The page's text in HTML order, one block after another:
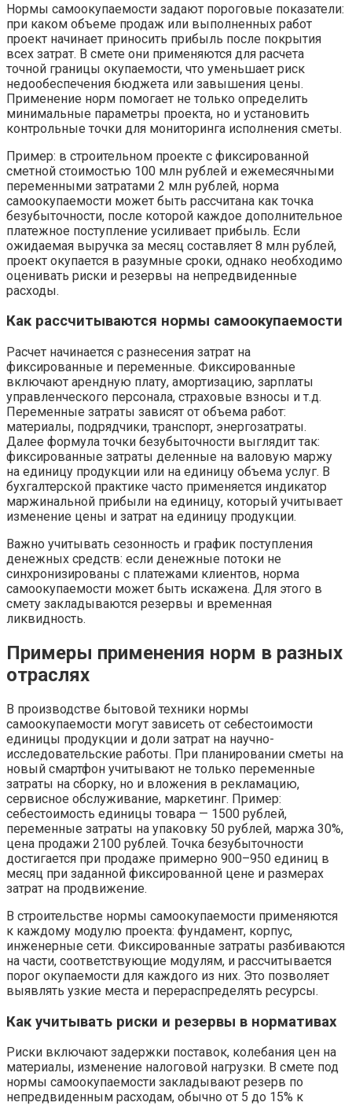
Нормы самоокупаемости задают пороговые показатели:
при каком объеме продаж или выполненных работ
проект начинает приносить прибыль после покрытия
всех затрат. В смете они применяются для расчета
точной границы окупаемости, что уменьшает риск
недообеспечения бюджета или завышения цены.
Применение норм помогает не только определить
минимальные параметры проекта, но и установить
контрольные точки для мониторинга исполнения сметы.
Пример: в строительном проекте с фиксированной
сметной стоимостью 100 млн рублей и ежемесячными
переменными затратами 2 млн рублей, норма
самоокупаемости может быть рассчитана как точка
безубыточности, после которой каждое дополнительное
платежное поступление усиливает прибыль. Если
ожидаемая выручка за месяц составляет 8 млн рублей,
проект окупается в разумные сроки, однако необходимо
оценивать риски и резервы на непредвиденные
расходы.
Как рассчитываются нормы самоокупаемости
Расчет начинается с разнесения затрат на
фиксированные и переменные. Фиксированные
включают арендную плату, амортизацию, зарплаты
управленческого персонала, страховые взносы и т.д.
Переменные затраты зависят от объема работ:
материалы, подрядчики, транспорт, энергозатраты.
Далее формула точки безубыточности выглядит так:
фиксированные затраты деленные на валовую маржу
на единицу продукции или на единицу объема услуг. В
бухгалтерской практике часто применяется индикатор
маржинальной прибыли на единицу, который учитывает
изменение цены и затрат на единицу продукции.
Важно учитывать сезонность и график поступления
денежных средств: если денежные потоки не
синхронизированы с платежами клиентов, норма
самоокупаемости может быть искажена. Для этого в
смету закладываются резервы и временная
ликвидность.
Примеры применения норм в разных
отраслях
В производстве бытовой техники нормы
самоокупаемости могут зависеть от себестоимости
единицы продукции и доли затрат на научно-
исследовательские работы. При планировании сметы на
новый смартфон учитывают не только переменные
затраты на сборку, но и вложения в рекламацию,
сервисное обслуживание, маркетинг. Пример:
себестоимость единицы товара — 1500 рублей,
переменные затраты на упаковку 50 рублей, маржа 30%,
цена продажи 2100 рублей. Точка безубыточности
достигается при продаже примерно 900–950 единиц в
месяц при заданной фиксированной цене и размерах
затрат на продвижение.
В строительстве нормы самоокупаемости применяются
к каждому модулю проекта: фундамент, корпус,
инженерные сети. Фиксированные затраты разбиваются
на части, соответствующие модулям, и рассчитывается
порог окупаемости для каждого из них. Это позволяет
выявлять узкие места и перераспределять ресурсы.
Как учитывать риски и резервы в нормативах
Риски включают задержки поставок, колебания цен на
материалы, изменение налоговой нагрузки. В смете под
нормы самоокупаемости закладывают резерв по
непредвиденным расходам, обычно от 5 до 15% к